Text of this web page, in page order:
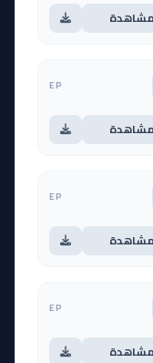
مشاهدة
EP
مشاهدة
EP
مشاهدة
EP
مشاهدة